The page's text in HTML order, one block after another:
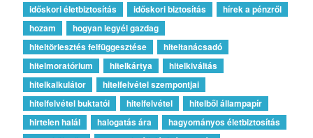
időskori életbiztosítás
időskori biztosítás
hírek a pénzről
hozam
hogyan legyél gazdag
hiteltörlesztés felfüggesztése
hiteltanácsadó
hitelmoratórium
hitelkártya
hitelkiváltás
hitelkalkulátor
hitelfelvétel szempontjai
hitelfelvétel buktatói
hitelfelvétel
hitelből állampapír
hirtelen halál
halogatás ára
hagyományos életbiztosítás